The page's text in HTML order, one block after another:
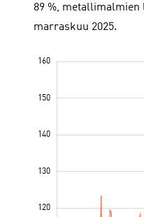
89 %, metallimalmien
marraskuu 2025.